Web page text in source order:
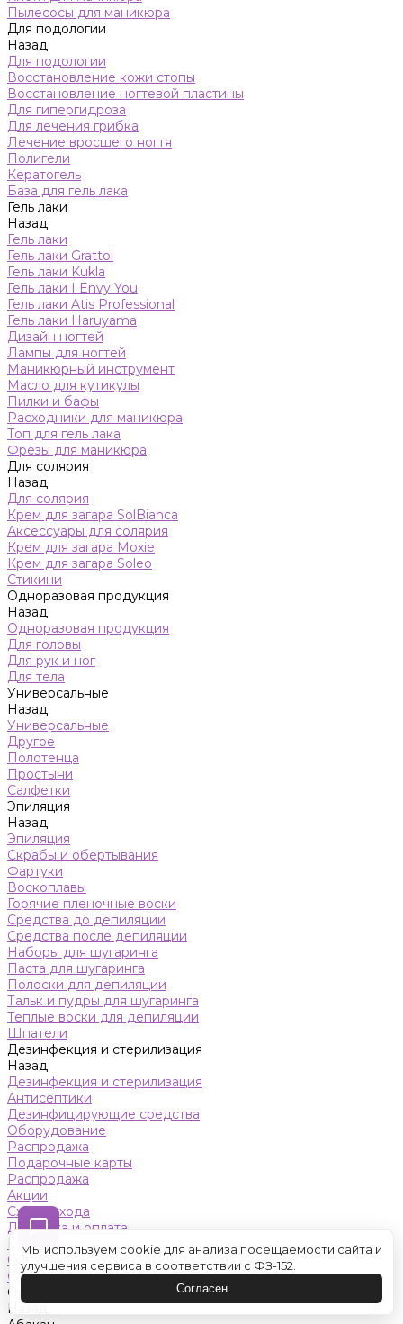
Пылесосы для маникюра
Для подологии
Назад
Для подологии
Восстановление кожи стопы
Восстановление ногтевой пластины
Для гипергидроза
Для лечения грибка
Лечение вросшего ногтя
Полигели
Кератогель
База для гель лака
Гель лаки
Назад
Гель лаки
Гель лаки Grattol
Гель лаки Kukla
Гель лаки I Envy You
Гель лаки Atis Professional
Гель лаки Haruyama
Дизайн ногтей
Лампы для ногтей
Маникюрный инструмент
Масло для кутикулы
Пилки и бафы
Расходники для маникюра
Топ для гель лака
Фрезы для маникюра
Для солярия
Назад
Для солярия
Крем для загара SolBianca
Аксессуары для солярия
Крем для загара Moxie
Крем для загара Soleo
Стикини
Одноразовая продукция
Назад
Одноразовая продукция
Для головы
Для рук и ног
Для тела
Универсальные
Назад
Универсальные
Другое
Полотенца
Простыни
Салфетки
Эпиляция
Назад
Эпиляция
Скрабы и обертывания
Фартуки
Воскоплавы
Горячие пленочные воски
Средства до депиляции
Средства после депиляции
Наборы для шугаринга
Паста для шугаринга
Полоски для депиляции
Тальк и пудры для шугаринга
Теплые воски для депиляции
Шпатели
Дезинфекция и стерилизация
Назад
Дезинфекция и стерилизация
Антисептики
Дезинфицирующие средства
Оборудование
Распродажа
Подарочные карты
Распродажа
Акции
Схемы ухода
Доставка и оплата
Контакты
Обучение
Салон красоты
Оренбург
Назад
Мы используем cookie для анализа посещаемости сайта и
улучшения сервиса в соответствии с ФЗ-152.
Согласен